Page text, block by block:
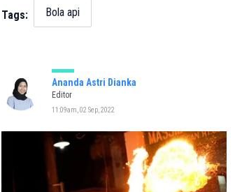
Tags: Bola api
Ananda Astri Dianka
Editor
11:09am, 02 Sep, 2022